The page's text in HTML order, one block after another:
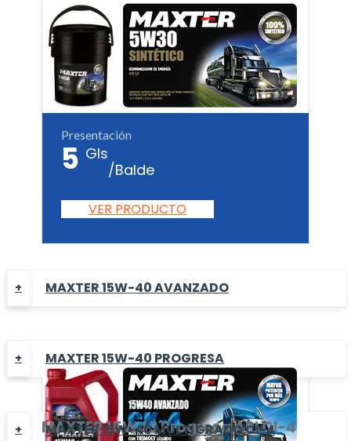
Presentación
5 Gls
/Balde
VER PRODUCTO
MAXTER 15W-40 AVANZADO
MAXTER 15W-40 PROGRESA
MAXTER15W40 ProgresaAPI CI-4
MAXTER 15W-40 MULTÍGRADO CI-4